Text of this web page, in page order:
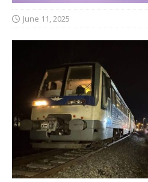
June 11, 2025